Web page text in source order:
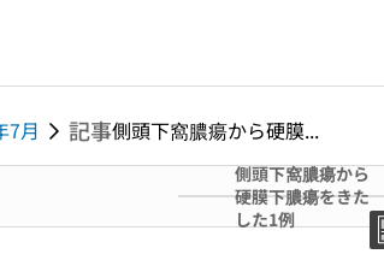
7月 記事側頭下窩膿瘍から硬膜...
側頭下窩膿瘍から
硬膜下膿瘍をきた
した1例